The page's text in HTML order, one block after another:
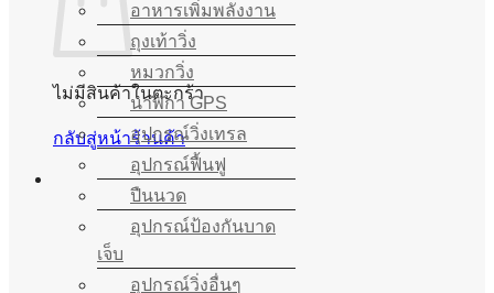
ไม่มีสินค้าในตะกร้า
กลับสู่หน้าร้านค้า
อาหารเพิ่มพลังงาน
ถุงเท้าวิ่ง
หมวกวิ่ง
นาฬิกา GPS
อุปกรณ์วิ่งเทรล
อุปกรณ์ฟื้นฟู
ปืนนวด
อุปกรณ์ป้องกันบาด
เจ็บ
อุปกรณ์วิ่งอื่นๆ